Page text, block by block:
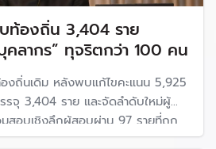
ท้องถิ่น 3,404 ราย
คลากร” ทุจริตกว่า 100 คน
ถิ่นเดิม หลังพบแก้ไขคะแนน 5,925
รจุ 3,404 ราย และจัดลำดับใหม่ผู้
สอบเชิงลึกผู้สอบผ่าน 97 รายที่ถูก
ตจะถูกดำเนินคดี ขณะที่ มหาดไทยเร่ง